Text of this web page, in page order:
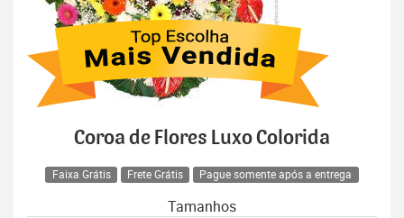
Coroa de Flores Luxo Colorida
Faixa Grátis Frete Grátis Pague somente após a entrega
Tamanhos